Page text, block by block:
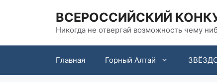
содержимому
ВСЕРОССИЙСКИЙ
Никогда не отвергай возможность чему
Главная Горный Алтай